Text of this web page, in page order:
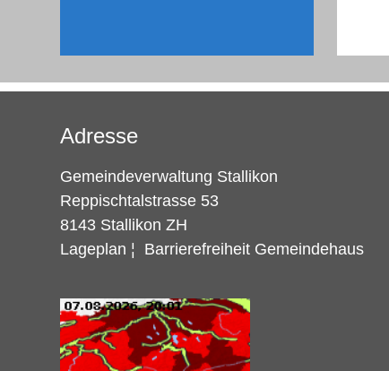
Adresse
Gemeindeverwaltung Stallikon
Reppischtalstrasse 53
8143 Stallikon ZH
Lageplan ¦ Barrierefreiheit Gemeindehaus